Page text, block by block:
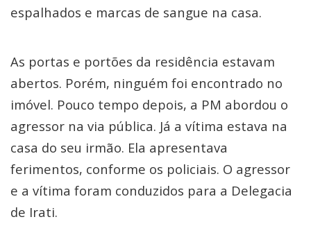
espalhados e marcas de sangue na casa.
As portas e portões da residência estavam
abertos. Porém, ninguém foi encontrado no
imóvel. Pouco tempo depois, a PM abordou o
agressor na via pública. Já a vítima estava na
casa do seu irmão. Ela apresentava
ferimentos, conforme os policiais. O agressor
e a vítima foram conduzidos para a Delegacia
de Irati.